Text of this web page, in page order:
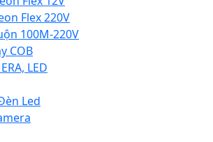
Flex 220V
100M-220V
COB
LED
Led